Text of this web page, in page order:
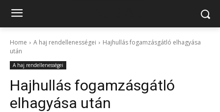
Home A haj rendellenességei
Hajhullás fogamzásgátló elhagyása
után
A haj rendellenességei
Hajhullás fogamzásgátló
elhagyása után